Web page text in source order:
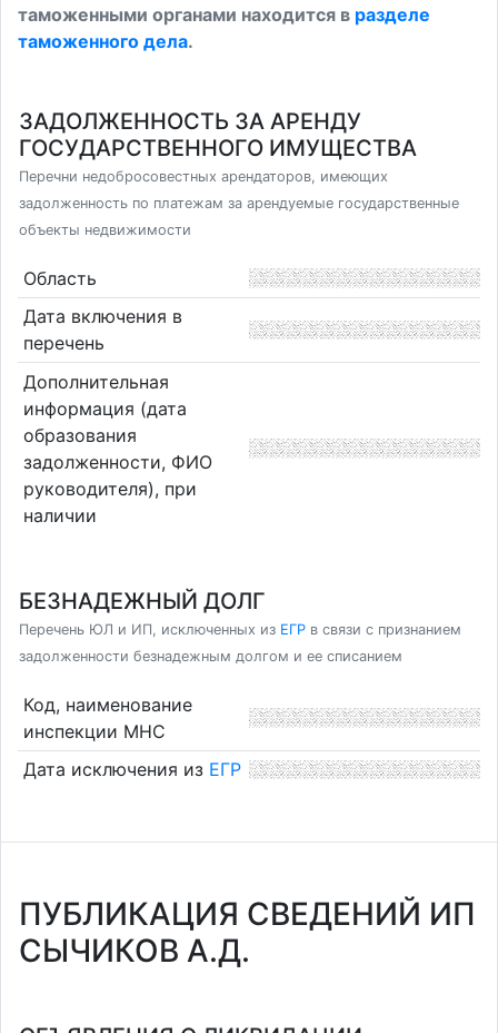
таможенными органами находится в разделе
таможенного дела.
ЗАДОЛЖЕННОСТЬ ЗА АРЕНДУ
ГОСУДАРСТВЕННОГО ИМУЩЕСТВА
Перечни недобросовестных арендаторов, имеющих
задолженность по платежам за арендуемые государственные
объекты недвижимости
Область
Дата включения в
перечень
Дополнительная
информация (дата
образования
задолженности, ФИО
руководителя), при
наличии
БЕЗНАДЕЖНЫЙ ДОЛГ
Перечень ЮЛ и ИП, исключенных из ЕГР в связи с признанием
задолженности безнадежным долгом и ее списанием
Код, наименование
инспекции МНС
Дата исключения из ЕГР
ПУБЛИКАЦИЯ СВЕДЕНИЙ ИП
СЫЧИКОВ А.Д.